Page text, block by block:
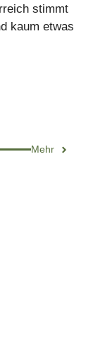
stimmt
kaum etwas
Mehr